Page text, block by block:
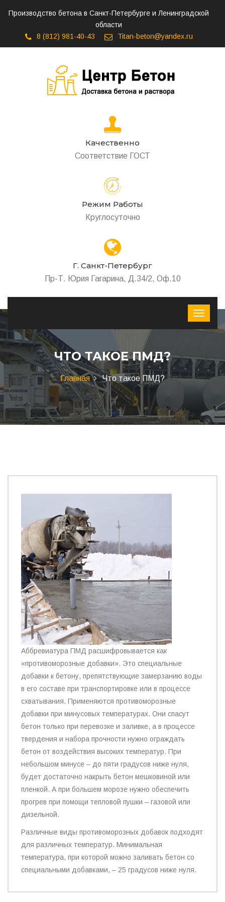
Производство бетона в Санкт-Петербурге и Ленинградской
области
8 (812) 981-40-43
Titan-beton@yandex.ru
Качественно
Соответствие ГОСТ
Режим Работы
Круглосуточно
Г. Санкт-Петербург
Пр-Т. Юрия Гагарина, Д.34/2, Оф.10
ЧТО ТАКОЕ ПМД?
Главная Что такое ПМД?
Аббревиатура ПМД расшифровывается как
«противоморозные добавки». Это специальные
добавки к бетону, препятствующие замерзанию воды
в его составе при транспортировке или в процессе
схватывания. Применяются противоморозные
добавки при минусовых температурах. Они спасут
бетон только при перевозке и заливке, а в процессе
твердения и набора прочности нужно ограждать
бетон от воздействия высоких температур. При
небольшом минусе – до пяти градусов ниже нуля,
будет достаточно накрыть бетон мешковиной или
пленкой. А при большем морозе нужно обеспечить
прогрев при помощи тепловой пушки – газовой или
дизельной.
Различные виды противоморозных добавок подходят
для различных температур. Минимальная
температура, при которой можно заливать бетон со
специальными добавками, – 25 градусов ниже нуля.